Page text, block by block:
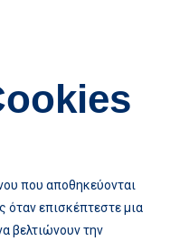
που αποθηκεύονται
επισκέπτεστε μια
βελτιώνουν την